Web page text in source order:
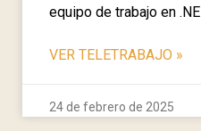
equipo de trabajo en
VER TELETRABAJO »
24 de febrero de 2025